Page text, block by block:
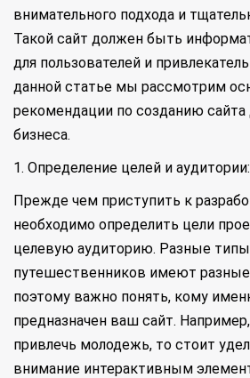
внимательного подхода и
Такой сайт должен быть
для пользователей и
данной статье мы рассмотрим
рекомендации по созданию сайта
бизнеса.
1. Определение целей и аудитории:
Прежде чем приступить к
необходимо определить цели
целевую аудиторию. Разные типы
путешественников имеют
поэтому важно понять, кому
предназначен ваш сайт.
привлечь молодежь, то стоит
внимание интерактивным